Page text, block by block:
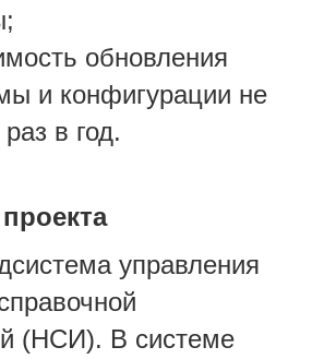
обновления
и конфигурации не
в год.
управления
(НСИ). В системе